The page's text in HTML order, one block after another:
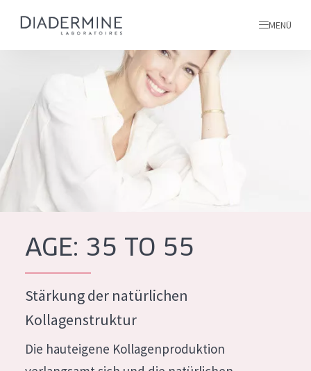
PRODUKTTYP
Feuchtigkeit und Ausstrahlung
Faltenreduzierung
ALLE PRODUKTE
MENÜ
Über uns
Inspiration
Kontakt
French
German
Spanish
AGE: 35 TO 55
Stärkung der natürlichen
Kollagenstruktur
Die hauteigene Kollagenproduktion